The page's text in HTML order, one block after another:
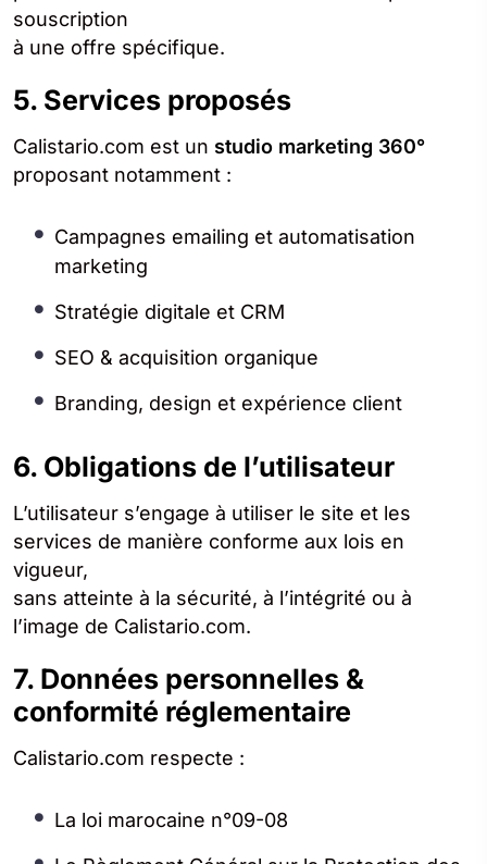
souscription
à une offre spécifique.
5. Services proposés
Calistario.com est un studio marketing 360°
proposant notamment :
Campagnes emailing et automatisation
marketing
Stratégie digitale et CRM
SEO & acquisition organique
Branding, design et expérience client
6. Obligations de l’utilisateur
L’utilisateur s’engage à utiliser le site et les
services de manière conforme aux lois en
vigueur,
sans atteinte à la sécurité, à l’intégrité ou à
l’image de Calistario.com.
7. Données personnelles &
conformité réglementaire
Calistario.com respecte :
La loi marocaine n°09-08